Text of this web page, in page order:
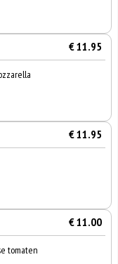
€ 11.95
€ 11.95
€ 11.00
tomaten